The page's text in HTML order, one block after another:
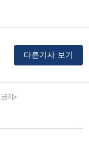
다른기사 보기
금지>